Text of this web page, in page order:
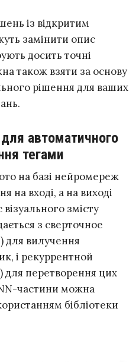
із відкритим
замінити опис
досить точні
також взяти за основу
рішення для ваших
автоматичного
тегами
на базі нейромереж
на вході, а на виході
змісту
з сверточное
для вилучення
і рекуррентной
для перетворення цих
частини можна
бібліотеки